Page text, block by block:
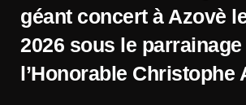
géant concert à Azovè
2026 sous le parrainage
l’Honorable Christophe